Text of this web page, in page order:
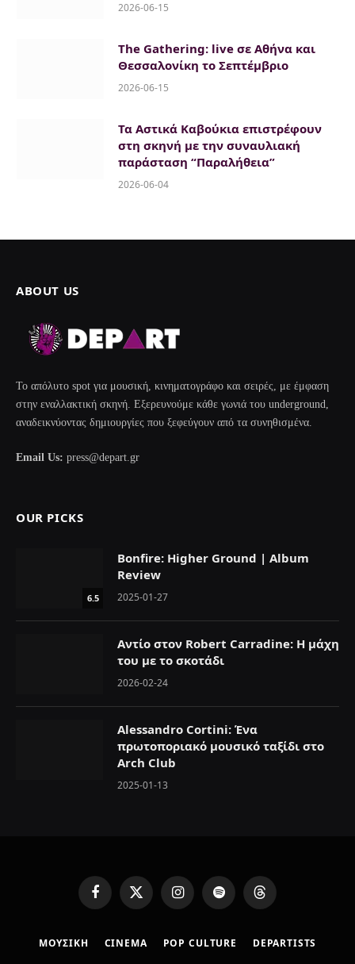
2026-06-15
The Gathering: live σε Αθήνα και
Θεσσαλονίκη το Σεπτέμβριο
2026-06-15
Τα Αστικά Καβούκια επιστρέφουν
στη σκηνή με την συναυλιακή
παράσταση “Παραλήθεια”
2026-06-04
ABOUT US
Το απόλυτο spot για μουσική, κινηματογράφο και σειρές, με έμφαση
στην εναλλακτική σκηνή. Εξερευνούμε κάθε γωνιά του underground,
αναδεικνύοντας δημιουργίες που ξεφεύγουν από τα συνηθισμένα.
Email Us: press@depart.gr
OUR PICKS
6.5
Bonfire: Higher Ground | Album
Review
2025-01-27
Αντίο στον Robert Carradine: Η μάχη
του με το σκοτάδι
2026-02-24
Alessandro Cortini: Ένα
πρωτοποριακό μουσικό ταξίδι στο
Arch Club
2025-01-13
F
X
w
I
t
S
t
T
e
ΜΟΥΣΙΚΗ CINEMA POP CULTURE DEPARTISTS